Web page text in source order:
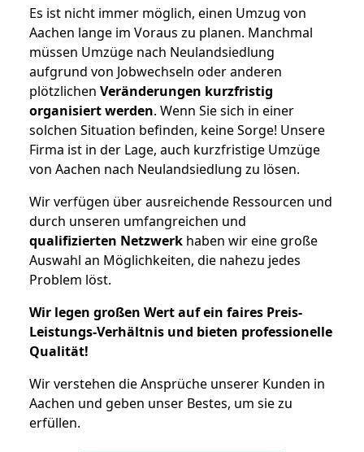
Es ist nicht immer möglich, einen Umzug von
Aachen lange im Voraus zu planen. Manchmal
müssen Umzüge nach Neulandsiedlung
aufgrund von Jobwechseln oder anderen
plötzlichen Veränderungen kurzfristig
organisiert werden. Wenn Sie sich in einer
solchen Situation befinden, keine Sorge! Unsere
Firma ist in der Lage, auch kurzfristige Umzüge
von Aachen nach Neulandsiedlung zu lösen.
Wir verfügen über ausreichende Ressourcen und
durch unseren umfangreichen und
qualifizierten Netzwerk haben wir eine große
Auswahl an Möglichkeiten, die nahezu jedes
Problem löst.
Wir legen großen Wert auf ein faires Preis-
Leistungs-Verhältnis und bieten professionelle
Qualität!
Wir verstehen die Ansprüche unserer Kunden in
Aachen und geben unser Bestes, um sie zu
erfüllen.